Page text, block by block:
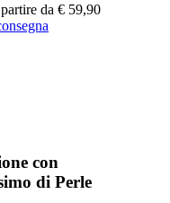
da € 59,90
con
di Perle